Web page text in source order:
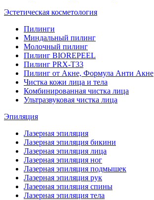
Эстетическая косметология
Пилинги
Миндальный пилинг
Молочный пилинг
Пилинг BIOREPEEL
Пилинг PRX-T33
Пилинг от Акне, Формула Анти Акне
Чистка кожи лица и тела
Комбинированная чистка лица
Ультразвуковая чистка лица
Эпиляция
Лазерная эпиляция
Лазерная эпиляция бикини
Лазерная эпиляция лица
Лазерная эпиляция ног
Лазерная эпиляция подмышек
Лазерная эпиляция рук
Лазерная эпиляция спины
Лазерная эпиляция тела